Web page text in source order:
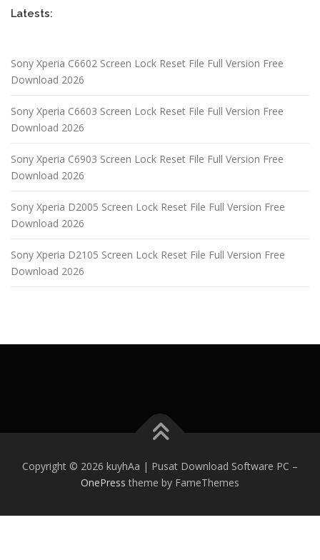
Latests:
Sony Xperia C6602 Screen Lock Reset File Full Version Free
Download 2026
Sony Xperia C6603 Screen Lock Reset File Full Version Free
Download 2026
Sony Xperia C6903 Screen Lock Reset File Full Version Free
Download 2026
Sony Xperia D2005 Screen Lock Reset File Full Version Free
Download 2026
Sony Xperia D2105 Screen Lock Reset File Full Version Free
Download 2026
Copyright © 2026 kuyhAa | Pusat Download Software PC –
OnePress theme by FameThemes